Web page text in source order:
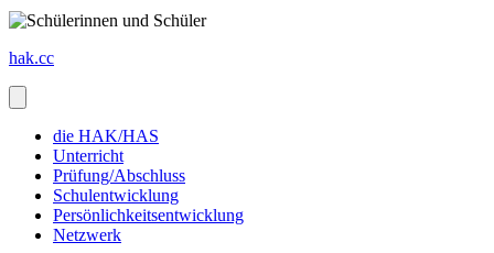
hak.cc
die HAK/HAS
Unterricht
Prüfung/Abschluss
Schulentwicklung
Persönlichkeitsentwicklung
Netzwerk